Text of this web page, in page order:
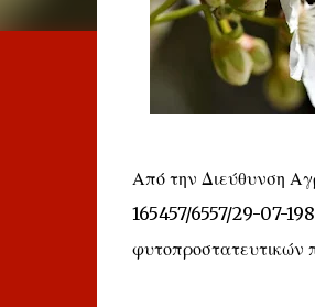
Από την Διεύθυνση
165457/6557/29-07-
φυτοπροστατευτικών